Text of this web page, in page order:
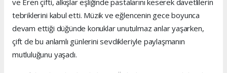
tebriklerini kabul etti. Müzik ve eğlencenin gece boyunca
devam ettiği düğünde konuklar unutulmaz anlar yaşarken,
çift de bu anlamlı günlerini sevdikleriyle paylaşmanın
mutluluğunu yaşadı.